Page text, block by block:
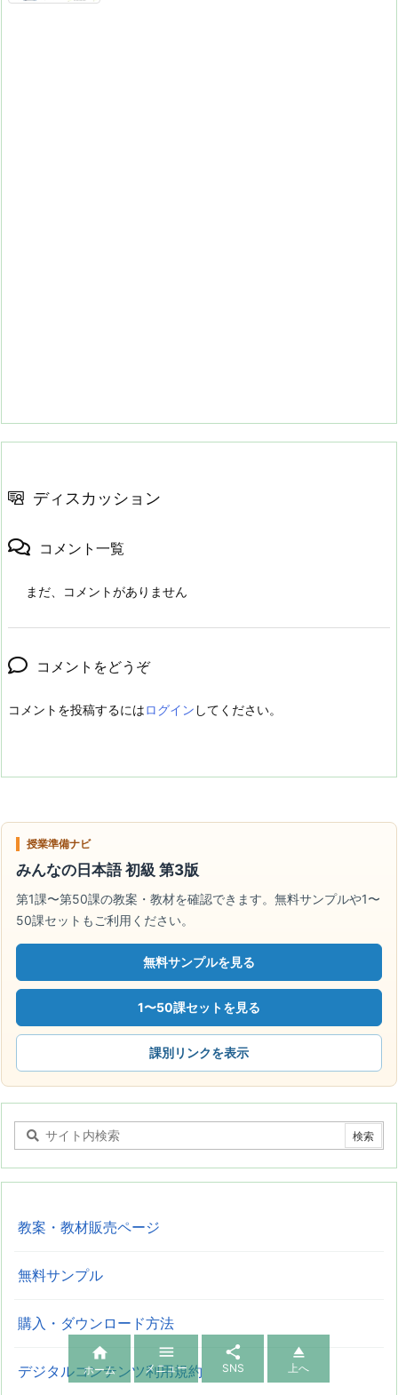
ディスカッション
コメント一覧
まだ、コメントがありません
コメントをどうぞ
コメントを投稿するにはログイン してください。
授業準備ナビ
みんなの日本語 初級 第3版
第1課〜第50課の教案・教材を確認できます。無料サンプルや1〜
50課セットもご利用ください。
無料サンプルを見る
1〜50課セットを見る
課別リンクを表示
教案・教材販売ページ
無料サンプル
購入・ダウンロード方法
デジタルコンテンツ利用規約

ホーム

メニュー

SNS

上へ